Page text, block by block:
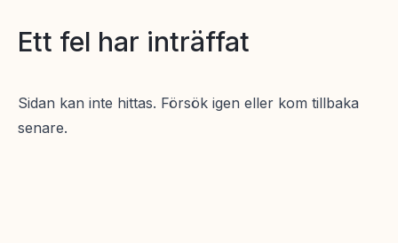
Ett fel har inträffat
Sidan kan inte hittas. Försök igen eller kom tillbaka
senare.